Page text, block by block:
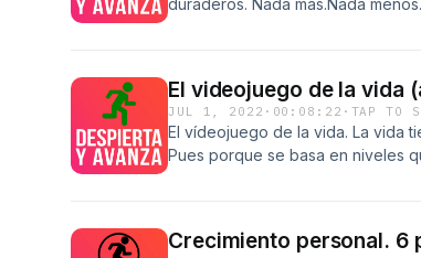
duraderos. Nada más.Nada
El videojuego de la vida
JUL 1, 2022 · 00:08:22 · TAP TO
El vídeojuego de la vida. La vida
Pues porque se basa en niveles
lado de ellos. Estás destinado a
Crecimiento personal. 6